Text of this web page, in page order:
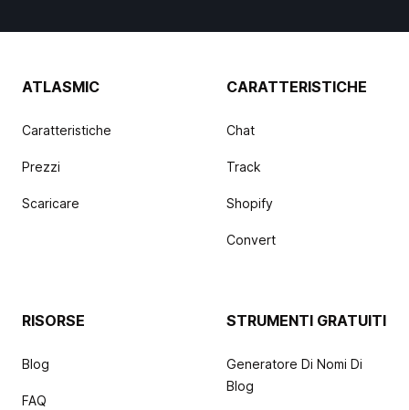
ATLASMIC
Caratteristiche
Prezzi
Scaricare
CARATTERISTICHE
Chat
Track
Shopify
Convert
RISORSE
Blog
FAQ
STRUMENTI GRATUITI
Generatore Di Nomi Di
Blog